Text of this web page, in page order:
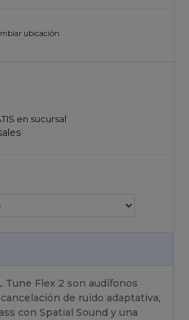
Tune Flex 2 son audífonos
de ruido adaptativa,
con Spatial Sound y una
ubicación
en sucursal